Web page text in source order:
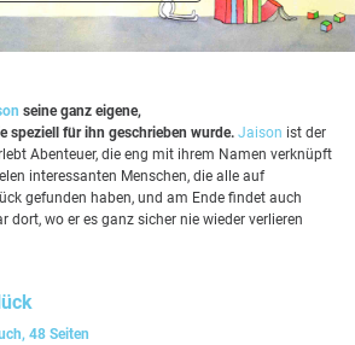
seine ganz eigene,
speziell für ihn geschrieben wurde. Jaison ist der
Abenteuer, die eng mit ihrem Namen verknüpft
interessanten Menschen, die alle auf
gefunden haben, und am Ende findet auch
dort, wo er es ganz sicher nie wieder verlieren
48 Seiten